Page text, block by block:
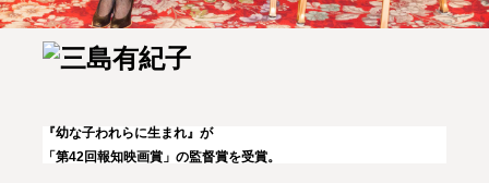
俳優・原田龍二
フィルモぐらし
侠の仕事と人生と
俳優・本宮泰風
『幼な子われらに生まれ』が
「第42回報知映画賞」の監督賞を受賞。